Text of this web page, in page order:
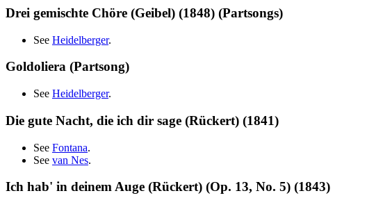
Drei gemischte Chöre (Geibel) (1848) (Partsongs)
See Heidelberger.
Goldoliera (Partsong)
See Heidelberger.
Die gute Nacht, die ich dir sage (Rückert) (1841)
See Fontana.
See van Nes.
Ich hab' in deinem Auge (Rückert) (Op. 13, No. 5) (1843)